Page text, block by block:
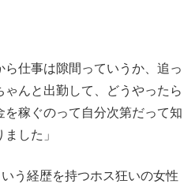
ら仕事は隙間っていうか、追っ
んと出勤して、どうやったら
稼ぐのって自分次第だって知
した」
う経歴を持つホス狂いの女性